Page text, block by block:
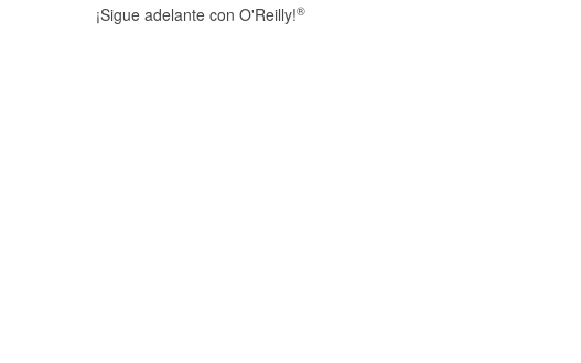
¡Sigue adelante con O'Reilly!®